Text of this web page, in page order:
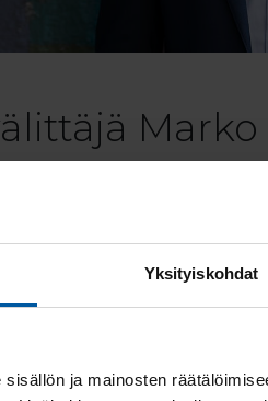
Yksityiskohdat
ja mainosten
turhia, omaa luontaisia
Hakee vauhtia myös
040 7799 502